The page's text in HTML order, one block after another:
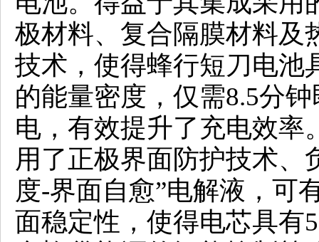
极材料、复合隔膜材料及
技术，使得蜂行短刀电池
的能量密度，仅需8.5分
电，有效提升了充电效率
用了正极界面防护技术、
度-界面自愈”电解液，可
面稳定性，使得电芯具有